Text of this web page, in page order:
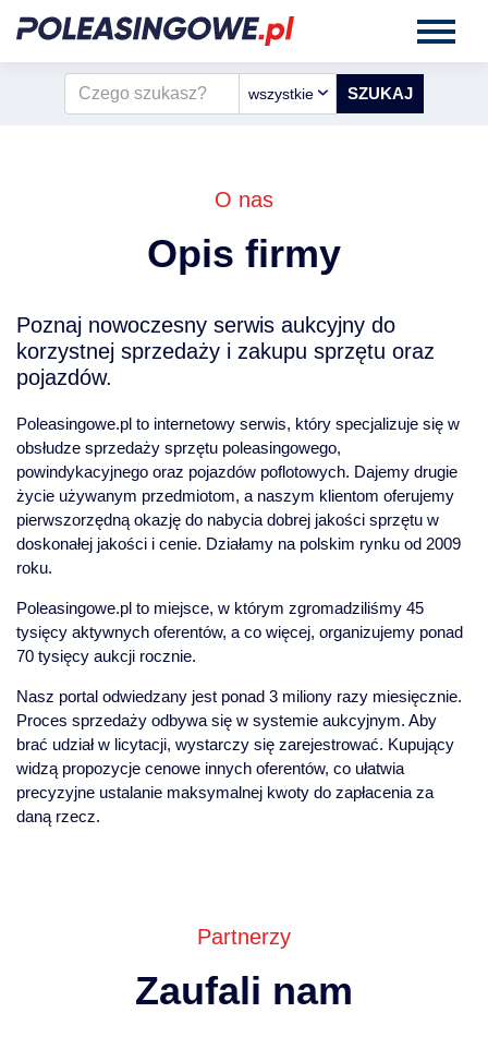
wszystkie
O nas
Opis firmy
Poznaj nowoczesny serwis aukcyjny do
korzystnej sprzedaży i zakupu sprzętu oraz
pojazdów.
Poleasingowe.pl to internetowy serwis, który specjalizuje się w
obsłudze sprzedaży sprzętu poleasingowego,
powindykacyjnego oraz pojazdów poflotowych. Dajemy drugie
życie używanym przedmiotom, a naszym klientom oferujemy
pierwszorzędną okazję do nabycia dobrej jakości sprzętu w
doskonałej jakości i cenie. Działamy na polskim rynku od 2009
roku.
Poleasingowe.pl to miejsce, w którym zgromadziliśmy 45
tysięcy aktywnych oferentów, a co więcej, organizujemy ponad
70 tysięcy aukcji rocznie.
Nasz portal odwiedzany jest ponad 3 miliony razy miesięcznie.
Proces sprzedaży odbywa się w systemie aukcyjnym. Aby
brać udział w licytacji, wystarczy się zarejestrować. Kupujący
widzą propozycje cenowe innych oferentów, co ułatwia
precyzyjne ustalanie maksymalnej kwoty do zapłacenia za
daną rzecz.
Partnerzy
Zaufali nam